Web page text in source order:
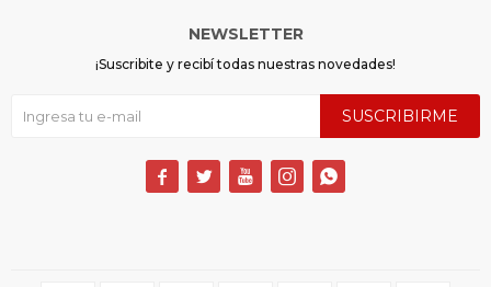
NEWSLETTER
¡Suscribite y recibí todas nuestras novedades!
SUSCRIBIRME
    